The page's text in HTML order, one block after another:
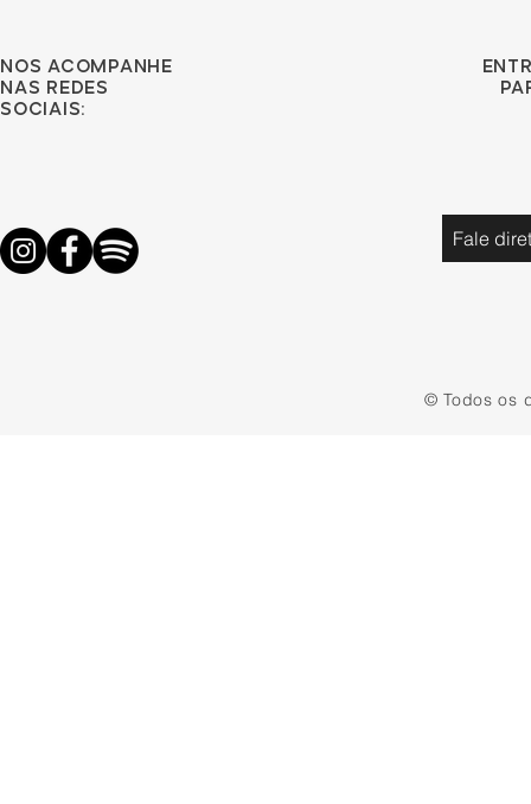
Nos acompanhe
nas redes
sociais:
Fale
© Todos os